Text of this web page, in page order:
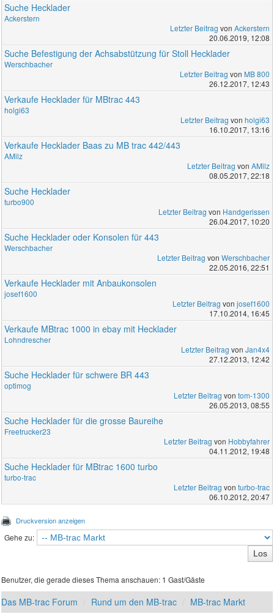
Suche Hecklader
Ackerstern
Letzter Beitrag von Ackerstern
20.06.2019, 12:08
Suche Befestigung der Achsabstützung für Stoll Hecklader
Werschbacher
Letzter Beitrag von MB 800
26.12.2017, 12:43
Verkaufe Hecklader für MBtrac 443
holgi63
Letzter Beitrag von holgi63
16.10.2017, 13:16
Verkaufe Hecklader Baas zu MB trac 442/443
AMilz
Letzter Beitrag von AMilz
08.05.2017, 22:18
Suche Hecklader
turbo900
Letzter Beitrag von Handgerissen
26.04.2017, 10:20
Suche Hecklader oder Konsolen für 443
Werschbacher
Letzter Beitrag von Werschbacher
22.05.2016, 22:51
Verkaufe Hecklader mit Anbaukonsolen
josef1600
Letzter Beitrag von josef1600
17.10.2014, 16:45
Verkaufe MBtrac 1000 in ebay mit Hecklader
Lohndrescher
Letzter Beitrag von Jan4x4
27.12.2013, 12:42
Suche Hecklader für schwere BR 443
optimog
Letzter Beitrag von tom-1300
26.05.2013, 08:55
Suche Hecklader für die grosse Baureihe
Freetrucker23
Letzter Beitrag von Hobbyfahrer
04.11.2012, 19:48
Suche Hecklader für MBtrac 1600 turbo
turbo-trac
Letzter Beitrag von turbo-trac
06.10.2012, 20:47
Druckversion anzeigen
Gehe zu:
Benutzer, die gerade dieses Thema anschauen: 1 Gast/Gäste
Das MB-trac Forum Rund um den MB-trac MB-trac Markt